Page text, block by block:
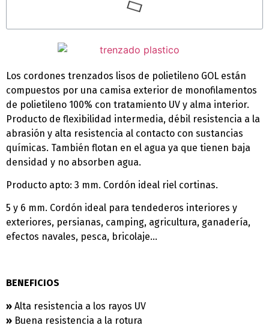
Los cordones trenzados lisos de polietileno GOL están
compuestos por una camisa exterior de monofilamentos
de polietileno 100% con tratamiento UV y alma interior.
Producto de flexibilidad intermedia, débil resistencia a la
abrasión y alta resistencia al contacto con sustancias
químicas. También flotan en el agua ya que tienen baja
densidad y no absorben agua.
Producto apto: 3 mm. Cordón ideal riel cortinas.
5 y 6 mm. Cordón ideal para tendederos interiores y
exteriores, persianas, camping, agricultura, ganadería,
efectos navales, pesca, bricolaje…
BENEFICIOS
» Alta resistencia a los rayos UV
» Buena resistencia a la rotura